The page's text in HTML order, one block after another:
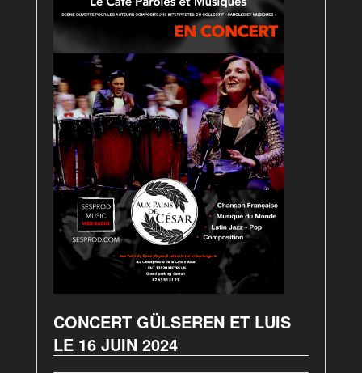
CONCERT GÜLSEREN ET LUIS
LE 16 JUIN 2024